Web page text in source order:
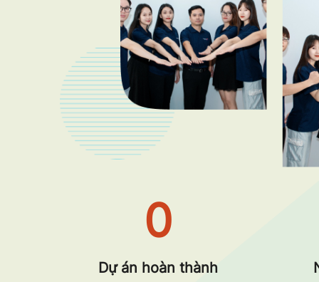
0
Dự án hoàn thành